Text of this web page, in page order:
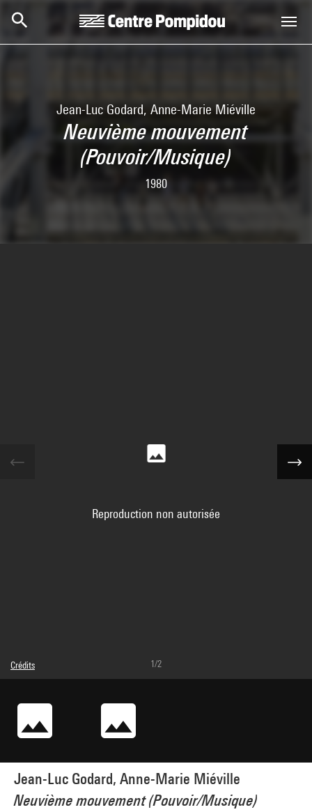
Jean-Luc Godard, Anne-Marie Miéville
Neuvième mouvement
(Pouvoir/Musique)
1980
Jean-Luc Godard, Anne-Marie Miéville
Neuvième mouvement (Pouvoir/Musique)
Reproduction non autorisée
Crédits
© droits réservés
Centre Pompidou, MNAM-CCI
Réf. image : 2A41311 [1994 CX 1336]
1/2